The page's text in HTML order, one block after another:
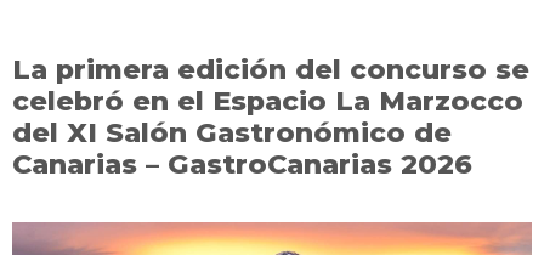
La primera edición del concurso se
celebró en el Espacio La Marzocco
del XI Salón Gastronómico de
Canarias – GastroCanarias 2026